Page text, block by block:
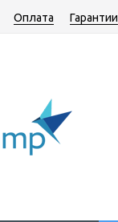
Оплата Гарантии